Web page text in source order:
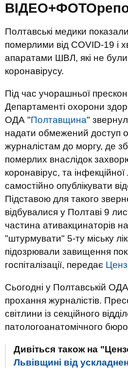
Полтавські медики
померлими від COVID-19 і
апаратами ШВЛ, які не були
коронавірусу.
Під час учорашньої
Департаменті охорони
ОДА "Полтавщина"
надати обмежений доступ
журналістам до моргу, де
померлих внаслідок
коронавірус, та інфекційної
самостійно опублікувати
Підставою для такого
відбувалися у Полтаві 9
частина ативакцинаторів
"штурмувати" 5-ту міську
підозрювали завищення
госпіталізації, передає
Сьогодні у Полтавській
прохання журналістів.
світлини із секційного
патологоанатомічного
Дивіться також на
Львівщині від